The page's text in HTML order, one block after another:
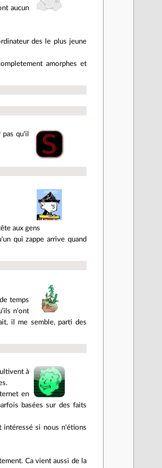
aucun
des le plus jeune
amorphes et
qu'il
aux gens
qui zappe arrive quand
temps
n’ont
il me semble, parti des
à
en
basées sur des faits
intéressé si nous n'étions
Ca vient aussi de la